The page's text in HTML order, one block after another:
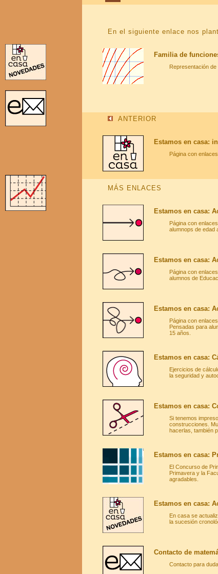
En el siguiente enlace nos
Familia de
Representación
ANTERIOR
Estamos en casa:
Página con
MÁS ENLACES
Estamos en casa:
Página con
alumnops de edad
Estamos en casa:
Página con
alumnos de
Estamos en casa:
Página con
Pensadas para
15 años.
Estamos en casa:
Ejercicios de
la seguridad y
Estamos en casa:
Si tenemos
construcciones.
hacerlas, también
Estamos en casa:
El Concurso de
Primavera y la
agradables.
Estamos en casa:
En casa se
la sucesión
Contacto de
Contacto para